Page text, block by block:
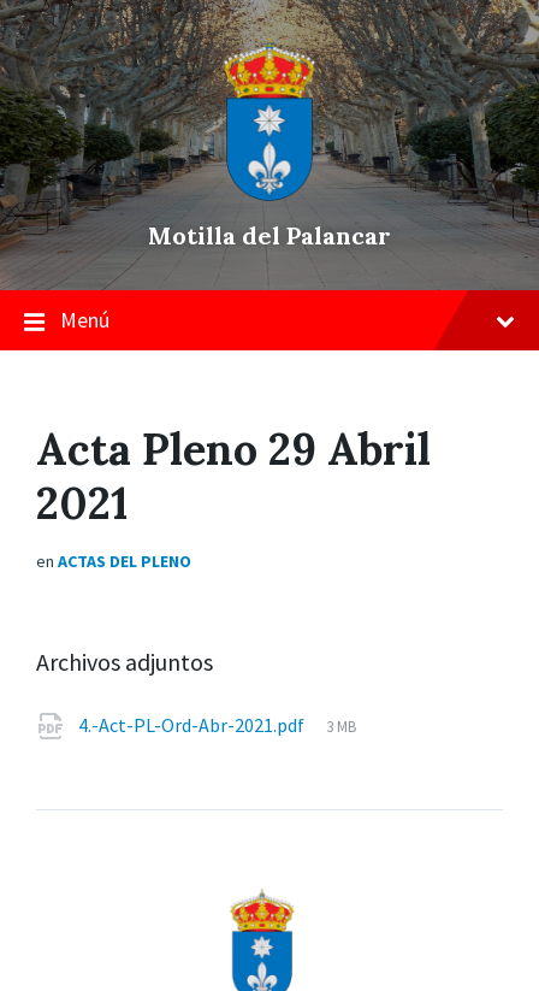
Skip
to
content
Saltar
a
la
navegación
principal
Saltar
a
pie
de
página
Motilla del Palancar
Menú
Acta Pleno 29 Abril
2021
en ACTAS DEL PLENO
Archivos adjuntos
4.-Act-PL-Ord-Abr-2021.pdf
Tamaño
3 MB